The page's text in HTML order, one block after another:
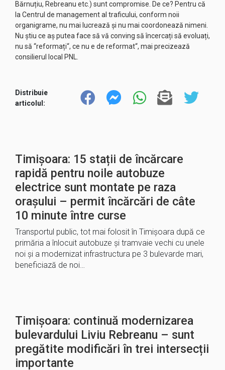
Bărnuțiu, Rebreanu etc.) sunt compromise. De ce? Pentru că
la Centrul de management al traficului, conform noii
organigrame, nu mai lucrează și nu mai coordonează nimeni.
Nu știu ce aș putea face să vă conving să încercați să evoluați,
nu să “reformați“, ce nu e de reformat“, mai precizează
consilierul local PNL.
Distribuie
articolul:
Timișoara: 15 stații de încărcare
rapidă pentru noile autobuze
electrice sunt montate pe raza
orașului – permit încărcări de câte
10 minute între curse
Transportul public, tot mai folosit în Timișoara după ce
primăria a înlocuit autobuze și tramvaie vechi cu unele
noi și a modernizat infrastructura pe 3 bulevarde mari,
beneficiază de noi…
Timișoara: continuă modernizarea
bulevardului Liviu Rebreanu – sunt
pregătite modificări în trei intersecții
importante